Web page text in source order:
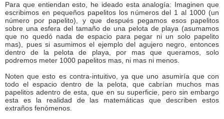
Para que entiendan esto, he ideado esta analogía: Imaginen que
escribimos en pequeños papelitos los números del 1 al 1000 (un
número por papelito), y que después pegamos esos papelitos
sobre una esfera del tamaño de una pelota de playa (asumamos
que no quedó nada de espacio para pegar ni un solo papelito
mas), pues si asumimos el ejemplo del agujero negro, entonces
dentro de la pelota de playa, por mas que queramos, solo
podremos meter 1000 papelitos mas, ni mas ni menos.
Noten que esto es contra-intuitivo, ya que uno asumiría que con
todo el espacio dentro de la pelota, que cabrían muchos mas
papelitos adentro de esta, que en su superficie, pero sin embargo
esta es la realidad de las matemáticas que describen estos
extraños fenómenos.